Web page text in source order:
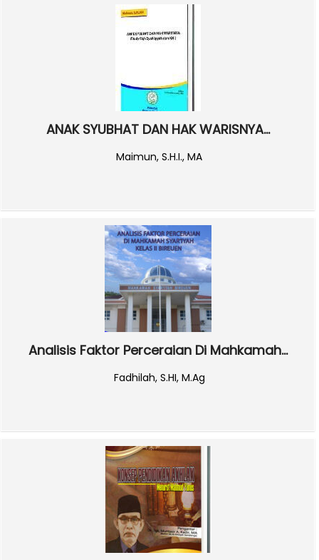
ANAK SYUBHAT DAN HAK WARISNYA...
Maimun, S.H.I., MA
Analisis Faktor Perceraian Di Mahkamah...
Fadhilah, S.HI, M.Ag